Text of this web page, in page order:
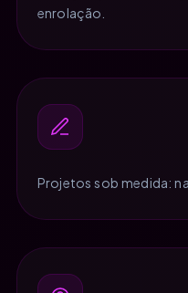
enrolação.
Projetos sob medida: